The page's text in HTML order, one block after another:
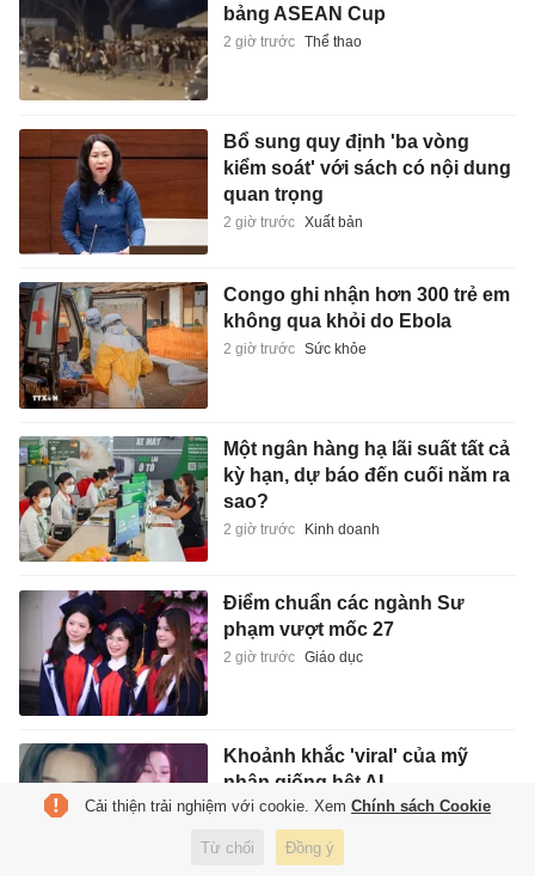
bảng ASEAN Cup
2 giờ trước Thể thao
Bổ sung quy định 'ba vòng
kiểm soát' với sách có nội dung
quan trọng
2 giờ trước Xuất bản
Congo ghi nhận hơn 300 trẻ em
không qua khỏi do Ebola
2 giờ trước Sức khỏe
Một ngân hàng hạ lãi suất tất cả
kỳ hạn, dự báo đến cuối năm ra
sao?
2 giờ trước Kinh doanh
Điểm chuẩn các ngành Sư
phạm vượt mốc 27
2 giờ trước Giáo dục
Khoảnh khắc 'viral' của mỹ
nhân giống hệt AI
3 giờ trước Giải trí
Cải thiện trải nghiệm với cookie. Xem Chính sách Cookie
Từ chối Đồng ý